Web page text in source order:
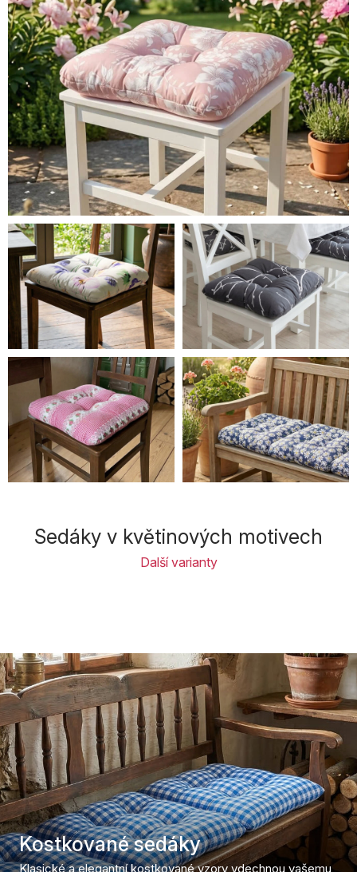
Sedáky v květinových motivech
Další varianty
Kostkované sedáky
Klasické a elegantní kostkované vzory vdechnou vašemu